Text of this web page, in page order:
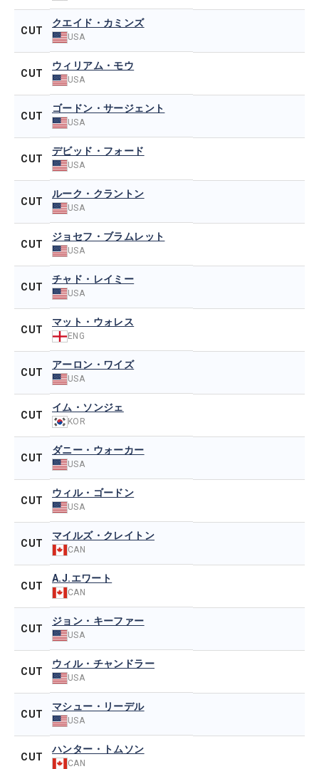
CUT
クエイド・カミンズ
USA
CUT
ウィリアム・モウ
USA
CUT
ゴードン・サージェント
USA
CUT
デビッド・フォード
USA
CUT
ルーク・クラントン
USA
CUT
ジョセフ・ブラムレット
USA
CUT
チャド・レイミー
USA
CUT
マット・ウォレス
ENG
CUT
アーロン・ワイズ
USA
CUT
イム・ソンジェ
KOR
CUT
ダニー・ウォーカー
USA
CUT
ウィル・ゴードン
USA
CUT
マイルズ・クレイトン
CAN
CUT
A.J.エワート
CAN
CUT
ジョン・キーファー
USA
CUT
ウィル・チャンドラー
USA
CUT
マシュー・リーデル
USA
CUT
ハンター・トムソン
CAN